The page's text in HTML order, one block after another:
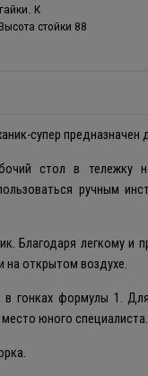
К
стойки 88
супер предназначен
стол в тележку
ручным
Благодаря легкому и
на открытом воздухе.
гонках формулы 1.
юного специалиста.